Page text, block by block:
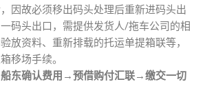
因故必须移出码头处理后重新进码头出
码头出口，需提供发货人/拖车公司的相
放资料、重新排载的托运单提箱联等，
移场手续。
船东确认费用→预借购付汇联→缴交一切